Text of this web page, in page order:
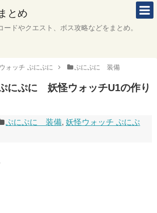
とめ
ドやクエスト、ボス攻略などをまとめ。
ォッチ ぷにぷに ぷにぷに 装備
にぷに 妖怪ウォッチU1の作り
ぷにぷに 装備,妖怪ウォッチ ぷにぷ